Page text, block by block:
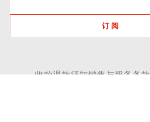
订 阅
收款退款须知销售与服务条款